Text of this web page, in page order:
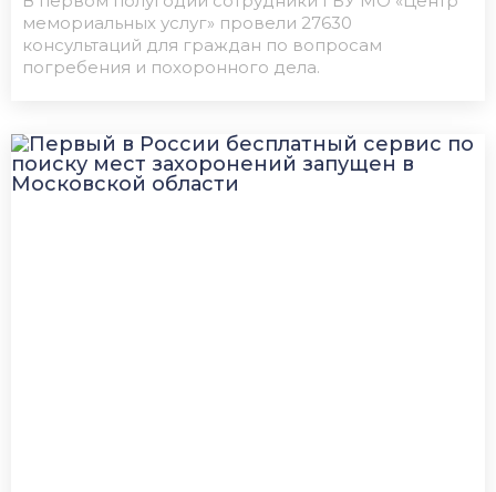
мемориальных услуг» провели 27630
консультаций для граждан по вопросам
погребения и похоронного дела.